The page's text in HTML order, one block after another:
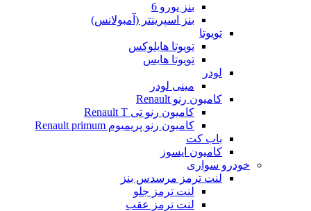
بنز یورو 6
بنز اسپرینتر (آمبولانس)
تویوتا
تویوتا هایلوکس
تویوتا هایس
لودر
مینی لودر
کامیون رنو Renault
کامیون رنو تی Renault T
کامیون رنو پریمیوم Renault primum
باب کت
کامیون ایسوز
خودرو سواری
لنت ترمز مرسدس بنز
لنت ترمز جلو
لنت ترمز عقب